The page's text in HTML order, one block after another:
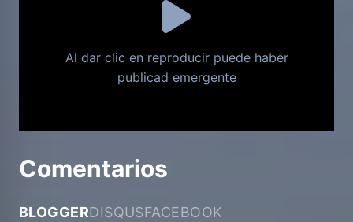
Al dar clic en reproducir puede haber
publicad emergente
Comentarios
BLOGGERDISQUSFACEBOOK